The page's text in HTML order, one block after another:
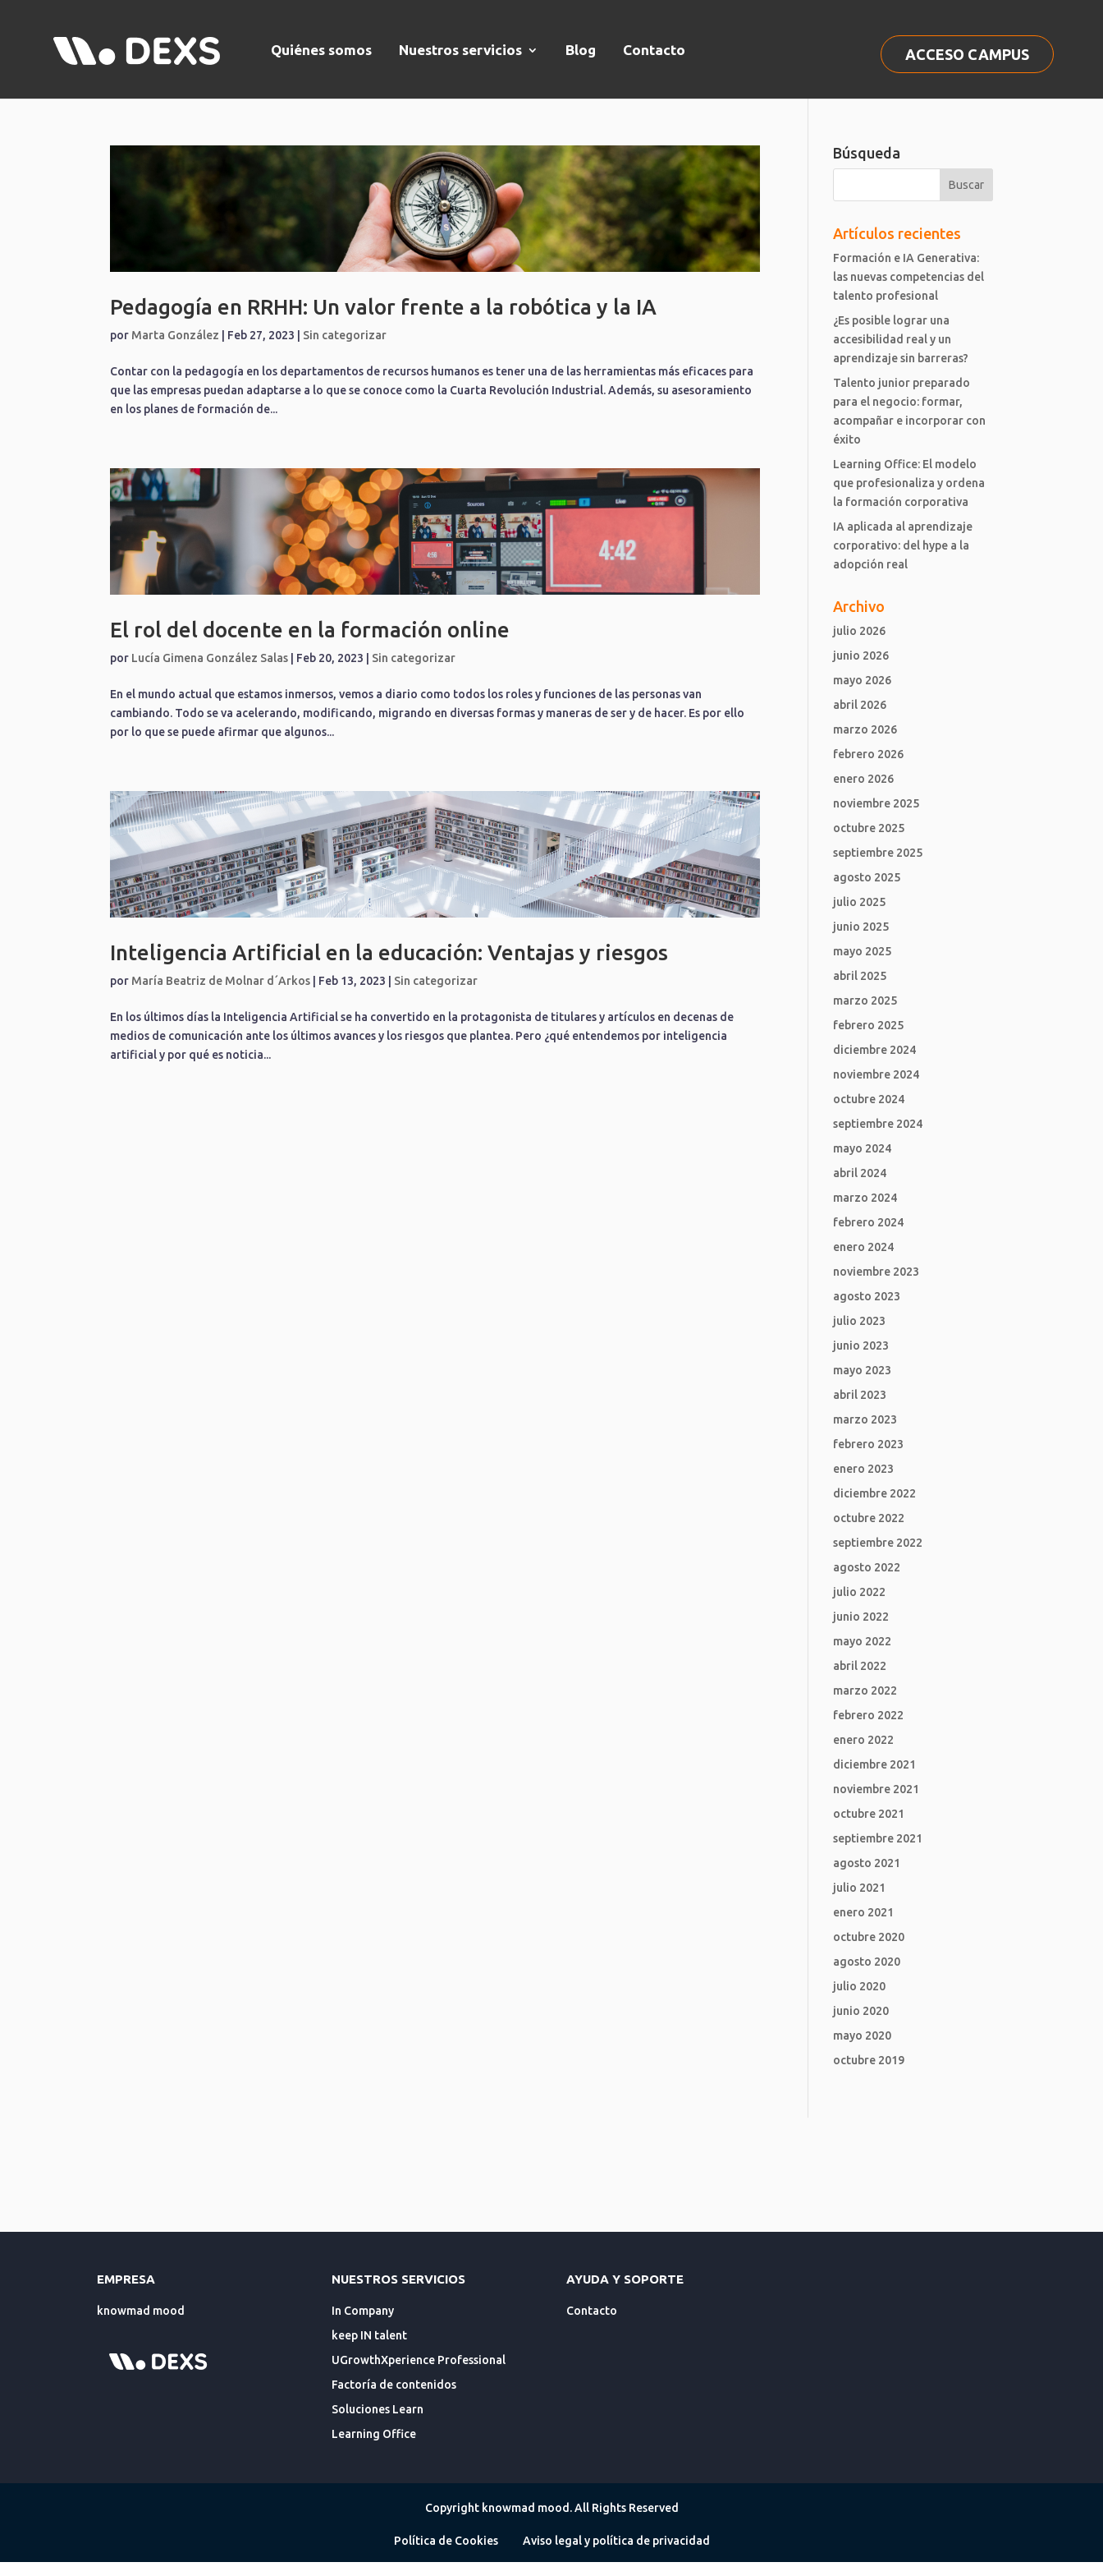
Quiénes somos Nuestros servicios Blog Contacto ACCESO CAMPUS
Pedagogía en RRHH: Un valor frente a la robótica y la IA
por Marta González Feb 27, 2023 Sin categorizar
Contar con la pedagogía en los departamentos de recursos humanos es tener una de las herramientas más eficaces para
que las empresas puedan adaptarse a lo que se conoce como la Cuarta Revolución Industrial. Además, su asesoramiento
en los planes de formación de...
El rol del docente en la formación online
por Lucía Gimena González Salas Feb 20, 2023 Sin categorizar
En el mundo actual que estamos inmersos, vemos a diario como todos los roles y funciones de las personas van
cambiando. Todo se va acelerando, modificando, migrando en diversas formas y maneras de ser y de hacer. Es por ello
por lo que se puede afirmar que algunos...
Inteligencia Artificial en la educación: Ventajas y riesgos
por María Beatriz de Molnar d´Arkos Feb 13, 2023 Sin categorizar
En los últimos días la Inteligencia Artificial se ha convertido en la protagonista de titulares y artículos en decenas de
medios de comunicación ante los últimos avances y los riesgos que plantea. Pero ¿qué entendemos por inteligencia
artificial y por qué es noticia...
Búsqueda
Artículos recientes
Formación e IA Generativa:
las nuevas competencias del
talento profesional
¿Es posible lograr una
accesibilidad real y un
aprendizaje sin barreras?
Talento junior preparado
para el negocio: formar,
acompañar e incorporar con
éxito
Learning Office: El modelo
que profesionaliza y ordena
la formación corporativa
IA aplicada al aprendizaje
corporativo: del hype a la
adopción real
Archivo
julio 2026
junio 2026
mayo 2026
abril 2026
marzo 2026
febrero 2026
enero 2026
noviembre 2025
octubre 2025
septiembre 2025
agosto 2025
julio 2025
junio 2025
mayo 2025
abril 2025
marzo 2025
febrero 2025
diciembre 2024
noviembre 2024
octubre 2024
septiembre 2024
mayo 2024
abril 2024
marzo 2024
febrero 2024
enero 2024
noviembre 2023
agosto 2023
julio 2023
junio 2023
mayo 2023
abril 2023
marzo 2023
febrero 2023
enero 2023
diciembre 2022
octubre 2022
septiembre 2022
agosto 2022
julio 2022
junio 2022
mayo 2022
abril 2022
marzo 2022
febrero 2022
enero 2022
diciembre 2021
noviembre 2021
octubre 2021
septiembre 2021
agosto 2021
julio 2021
enero 2021
octubre 2020
agosto 2020
julio 2020
junio 2020
mayo 2020
octubre 2019
EMPRESA
knowmad mood
NUESTROS SERVICIOS
In Company
keep IN talent
UGrowthXperience Professional
Factoría de contenidos
Soluciones Learn
Learning Office
AYUDA Y SOPORTE
Contacto
Copyright knowmad mood. All Rights Reserved
Política de Cookies Aviso legal y política de privacidad